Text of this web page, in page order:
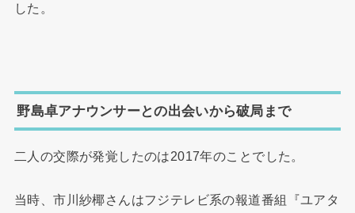
した。
野島卓アナウンサーとの出会いから破局まで
二人の交際が発覚したのは2017年のことでした。
当時、市川紗椰さんはフジテレビ系の報道番組『ユアタ